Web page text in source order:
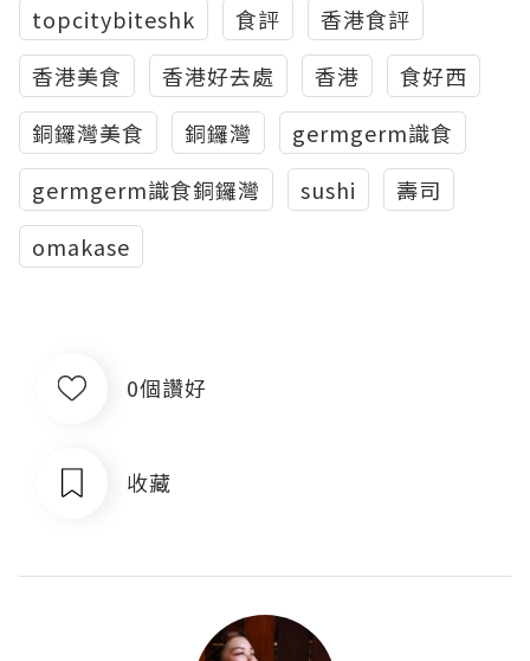
topcitybiteshk 食評
香港食評
香港美食
香港好去處 香港
食好西
銅鑼灣美食
銅鑼灣
germgerm識食
germgerm識食銅鑼灣
sushi
壽司
omakase
0個讚好
收藏